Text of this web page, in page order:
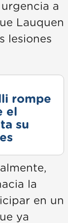
a
Lauquen
lesiones
rompe
el
su
la
en un
ya